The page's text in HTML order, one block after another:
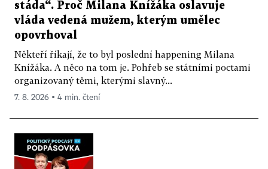
stáda“. Proč Milana Knížáka oslavuje
vláda vedená mužem, kterým umělec
opovrhoval
Někteří říkají, že to byl poslední happening Milana
Knížáka. A něco na tom je. Pohřeb se státními poctami
organizovaný těmi, kterými slavný...
7. 8. 2026 ▪ 4 min. čtení